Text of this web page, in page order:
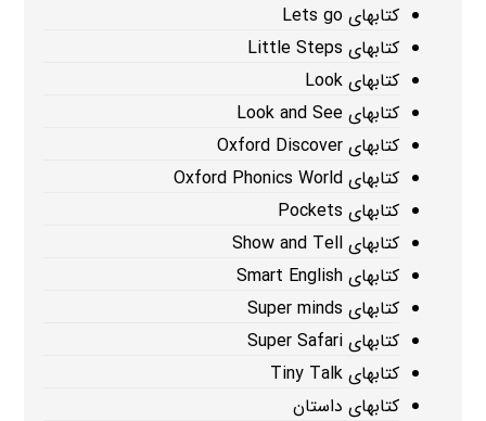
کتابهای Lets go
کتابهای Little Steps
کتابهای Look
کتابهای Look and See
کتابهای Oxford Discover
کتابهای Oxford Phonics World
کتابهای Pockets
کتابهای Show and Tell
کتابهای Smart English
کتابهای Super minds
کتابهای Super Safari
کتابهای Tiny Talk
کتابهای داستان